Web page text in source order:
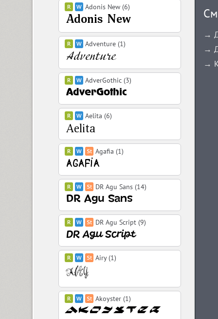
Adonis New (6)
Adventure (1)
AdverGothic (3)
Aelita (6)
Agafia (1)
DR Agu Sans (14)
DR Agu Script (9)
Airy (1)
Akoyster (1)
→
→
→